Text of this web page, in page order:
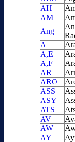
AH
AM
Ang
A
A,E
A,F
AR
ARO
ASS
ASY
ATS
AV
AW
AY